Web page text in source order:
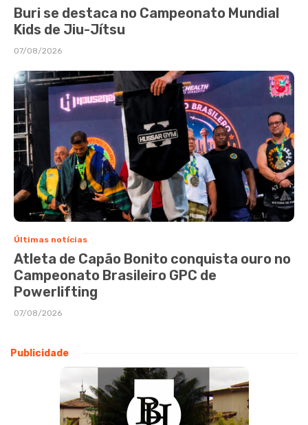
Buri se destaca no Campeonato Mundial
Kids de Jiu-Jítsu
07/08/2026
Últimas notícias
Atleta de Capão Bonito conquista ouro no
Campeonato Brasileiro GPC de
Powerlifting
07/08/2026
Publicidade